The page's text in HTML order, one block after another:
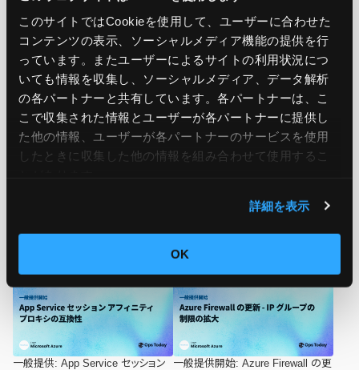
このサイトではCookieを使用して、ユーザーに合わせた
コンテンツの表示、ソーシャルメディア機能の提供を行
っています。またユーザーによるサイトの利用状況につ
いても情報を収集し、ソーシャルメディア、データ解析
の各パートナーと共有しています。各パートナーは、こ
こで収集された情報とユーザーが各パートナーに提供し
た他の情報、ユーザーが各パートナーのサービスを使用
したときに収集した他の情報を組み合わせて使用​​するこ
詳細を表示
OK
関連記事
になりました
一般提供: App Service セッション
一般提供開始: Azure Firewall の更